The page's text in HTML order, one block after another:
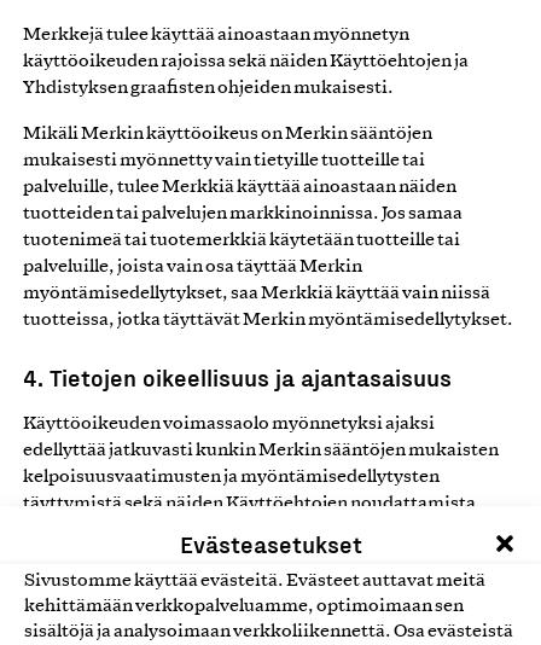
Evästeasetukset
Sivustomme käyttää evästeitä. Evästeet auttavat meitä
kehittämään verkkopalveluamme, optimoimaan sen
sisältöjä ja analysoimaan verkkoliikennettä. Osa evästeistä
Merkkejä tulee käyttää ainoastaan myönnetyn
käyttöoikeuden rajoissa sekä näiden Käyttöehtojen ja
Yhdistyksen graafisten ohjeiden mukaisesti.
Mikäli Merkin käyttöoikeus on Merkin sääntöjen
mukaisesti myönnetty vain tietyille tuotteille tai
palveluille, tulee Merkkiä käyttää ainoastaan näiden
tuotteiden tai palvelujen markkinoinnissa. Jos samaa
tuotenimeä tai tuotemerkkiä käytetään tuotteille tai
palveluille, joista vain osa täyttää Merkin
myöntämisedellytykset, saa Merkkiä käyttää vain niissä
tuotteissa, jotka täyttävät Merkin myöntämisedellytykset.
4. Tietojen oikeellisuus ja ajantasaisuus
Käyttöoikeuden voimassaolo myönnetyksi ajaksi
edellyttää jatkuvasti kunkin Merkin sääntöjen mukaisten
kelpoisuusvaatimusten ja myöntämisedellytysten
täyttymistä sekä näiden Käyttöehtojen noudattamista.
kelpoisuusvaatimuksissa tai myöntämisedellytyksissä
tapahtuu muutoksia, on Yhdistyksen jäsenyhteisö
velvollinen ilmoittamaan niistä kirjallisesti Yhdistykselle.